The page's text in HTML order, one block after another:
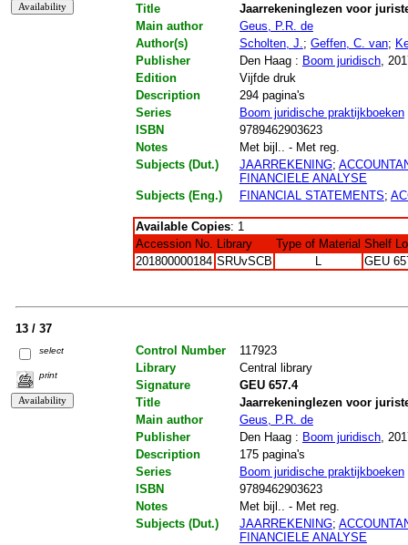
Title
Jaarrekeninglezen voor
Main author
Geus, P.R. de
Author(s)
Scholten, J.; Geffen, C. van;
Publisher
Den Haag : Boom juridisch,
Edition
Vijfde druk
Description
294 pagina's
Series
Boom juridische praktijkboeken
ISBN
9789462903623
Notes
Met bijl.. - Met reg.
Subjects (Dut.)
JAARREKENING;
FINANCIELE ANALYSE
Subjects (Eng.)
FINANCIAL STATEMENTS;
Available Copies: 1
Accession No. Library Type of Material Shelf
201800000184 SRUvSCB L GEU
13 / 37
select
print
Control Number
117923
Library
Central library
Signature
GEU 657.4
Title
Jaarrekeninglezen voor
Main author
Geus, P.R. de
Publisher
Den Haag : Boom juridisch,
Description
175 pagina's
Series
Boom juridische praktijkboeken
ISBN
9789462903623
Notes
Met bijl.. - Met reg.
Subjects (Dut.)
JAARREKENING;
FINANCIELE ANALYSE